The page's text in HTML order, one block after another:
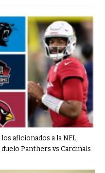
aficionados a la NFL;
Panthers vs Cardinals